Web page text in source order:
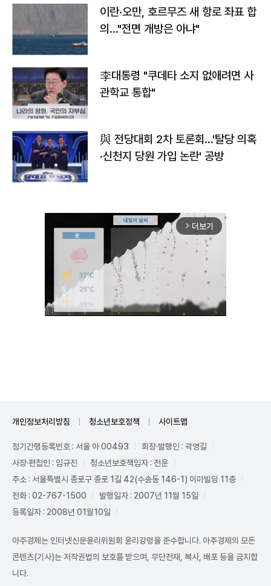
이란·오만, 호르무즈 새 항로 좌표 합
의…"전면 개방은 아냐"
李대통령 "쿠데타 소지 없애려면 사
관학교 통합"
與 전당대회 2차 토론회…'탈당 의혹
·신천지 당원 가입 논란' 공방
arrow_forward_ios 더보기
개인정보처리방침 청소년보호정책 사이트맵
정기간행등록번호 : 서울 아 00493
회장·발행인 : 곽영길
사장·편집인 : 임규진
청소년보호책임자 : 전운
주소 : 서울특별시 종로구 종로 1길 42(수송동 146-1) 이마빌딩 11층
전화 : 02-767-1500
발행일자 : 2007년 11월 15일
등록일자 : 2008년 01월10일
아주경제는 인터넷신문윤리위원회 윤리강령을 준수합니다. 아주경제의 모든
콘텐츠(기사)는 저작권법의 보호를 받으며, 무단전재, 복사, 배포 등을 금지합
니다.